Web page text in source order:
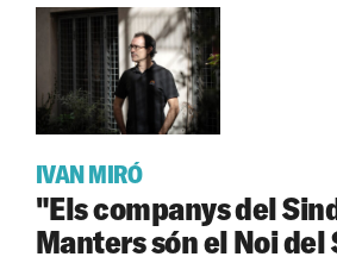
IVAN MIRÓ
"Els companys del
Manters són el Noi